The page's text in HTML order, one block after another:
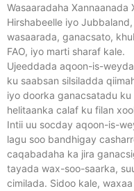
Wasaaradaha
Hirshabeelle iyo
wasaarada, ganacsato,
FAO, iyo marti sharaf kale.
Ujeeddada aqoon-is-
ku saabsan silsiladda
iyo doorka ganacsatadu
helitaanka calaf ku filan
Intii uu socday aqoon-is-
lagu soo bandhigay
caqabadaha ka jira
tayada wax-soo-saarka,
cimilada. Sidoo kale,